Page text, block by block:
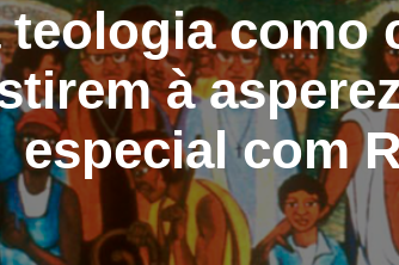
teologia como
à
especial com